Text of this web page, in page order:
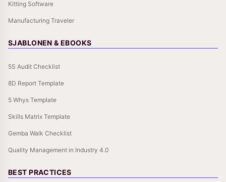
Kitting Software
Manufacturing Traveler
SJABLONEN & EBOOKS
5S Audit Checklist
8D Report Template
5 Whys Template
Skills Matrix Template
Gemba Walk Checklist
Quality Management in Industry 4.0
BEST PRACTICES